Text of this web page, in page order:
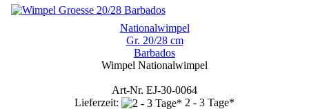
Nationalwimpel
Gr. 20/28 cm
Barbados
Wimpel Nationalwimpel
Art-Nr. EJ-30-0064
Lieferzeit:
2 - 3 Tage*